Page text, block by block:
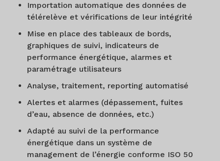
Importation automatique des données de
télérelève et vérifications de leur intégrité
Mise en place des tableaux de bords,
graphiques de suivi, indicateurs de
performance énergétique, alarmes et
paramétrage utilisateurs
Analyse, traitement, reporting automatisé
Alertes et alarmes (dépassement, fuites
d’eau, absence de données, etc.)
Adapté au suivi de la performance
énergétique dans un système de
management de l’énergie conforme ISO 50